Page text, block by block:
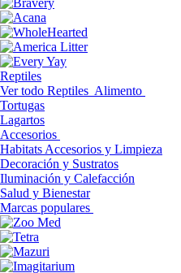
Reptiles
Ver todo Reptiles Alimento
Tortugas
Lagartos
Accesorios
Habitats Accesorios y Limpieza
Decoración y Sustratos
Iluminación y Calefacción
Salud y Bienestar
Marcas populares